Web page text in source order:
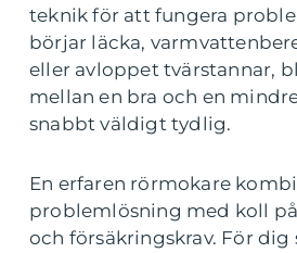
teknik för att fungera
börjar läcka,
eller avloppet tvärstannar,
mellan en bra och en
snabbt väldigt tydlig.
En erfaren rörmokare
problemlösning med koll
och försäkringskrav. För dig